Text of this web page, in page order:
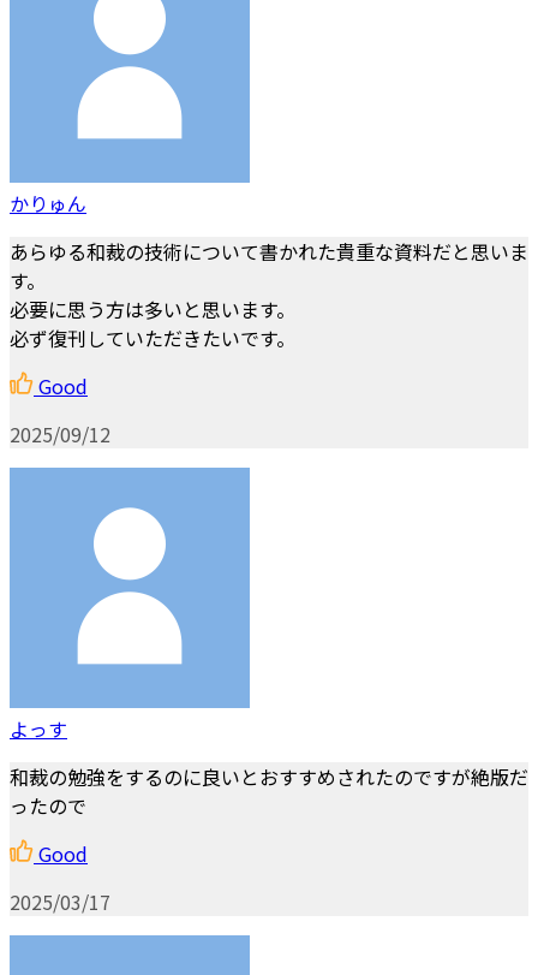
かりゅん
あらゆる和裁の技術について書かれた貴重な資料だと思いま
す。
必要に思う方は多いと思います。
必ず復刊していただきたいです。
Good
2025/09/12
よっす
和裁の勉強をするのに良いとおすすめされたのですが絶版だ
ったので
Good
2025/03/17